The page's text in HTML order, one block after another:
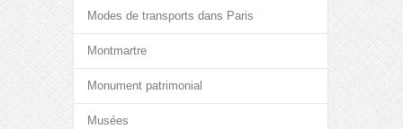
Modes de transports dans Paris
Montmartre
Monument patrimonial
Musées